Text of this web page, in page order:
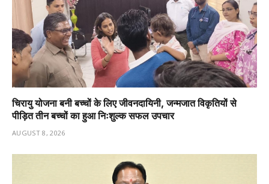
चिरायु योजना बनी बच्चों के लिए जीवनदायिनी, जन्मजात विकृतियों से
पीड़ित तीन बच्चों का हुआ निःशुल्क सफल उपचार
AUGUST 8, 2026